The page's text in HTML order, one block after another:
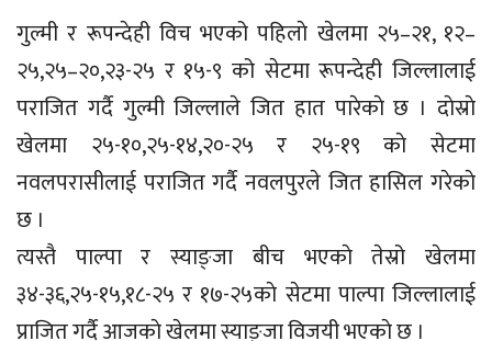
गुल्मी र रूपन्देही विच भएको पहिलाे खेलमा २५–२१, १२–
२५,२५–२०,२३-२५ र १५-९ को सेटमा रूपन्देही जिल्लालाई
पराजित गर्दै गुल्मी जिल्लाले जित हात पारेकाे छ । दाेस्राे
खेलमा २५-१०,२५-१४,२०-२५ र २५-१९ काे सेटमा
नवलपरासीलाई पराजित गर्दै नवलपुरले जित हासिल गरेकाे
छ ।
त्यस्तै पाल्पा र स्याङ्जा बीच भएकाे तेस्रो खेलमा
३४-३६,२५-१५,१८-२५ र १७-२५काे सेटमा पाल्पा जिल्लालाई
प्राजित गर्दै आजकाे खेलमा स्याङ्जा विजयी भएकाे छ ।